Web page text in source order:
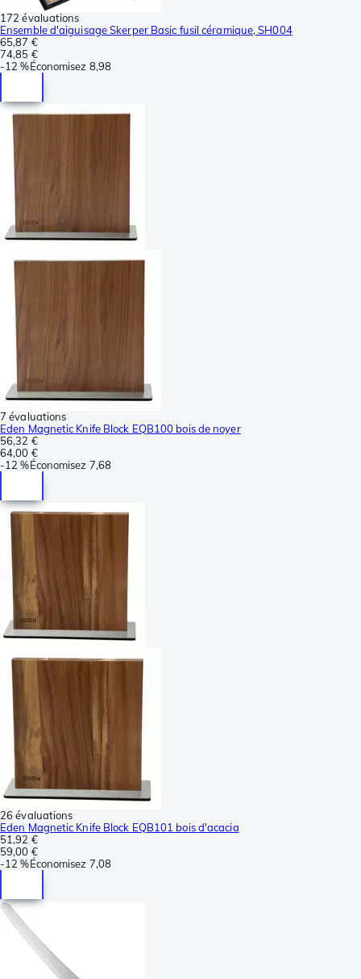
172 évaluations
Ensemble d'aiguisage Skerper Basic fusil céramique, SH004
65,87 €
74,85 €
-12 %Économisez 8,98
7 évaluations
Eden Magnetic Knife Block EQB100 bois de noyer
56,32 €
64,00 €
-12 %Économisez 7,68
26 évaluations
Eden Magnetic Knife Block EQB101 bois d'acacia
51,92 €
59,00 €
-12 %Économisez 7,08